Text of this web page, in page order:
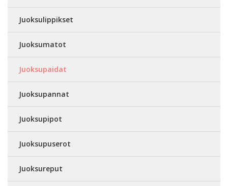
Juoksulippikset
Juoksumatot
Juoksupaidat
Juoksupannat
Juoksupipot
Juoksupuserot
Juoksureput